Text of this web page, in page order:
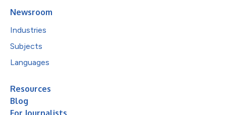
Newsroom
Industries
Subjects
Languages
Resources
Blog
For Journalists